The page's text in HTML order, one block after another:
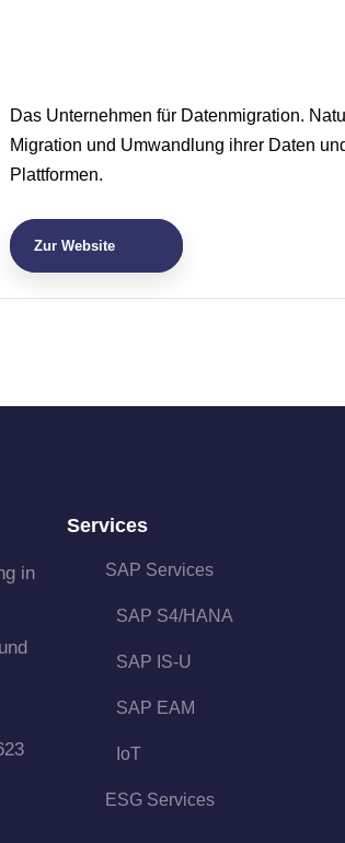
​Das Unternehmen für Datenmigration.
Migration und Umwandlung ihrer Daten
Plattformen.
Zur Website
in
Services
SAP Services
SAP S4/HANA
SAP IS-U
SAP EAM
IoT
ESG Services